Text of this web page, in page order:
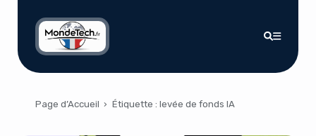
Page d’Accueil › Étiquette : levée de fonds IA